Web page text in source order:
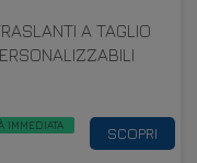
A TAGLIO
IMMEDIATA SCOPRI